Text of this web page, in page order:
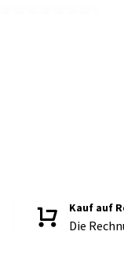
Kauf auf
Die